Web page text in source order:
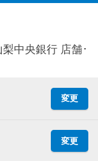
中央銀行 店舗･
変更
変更